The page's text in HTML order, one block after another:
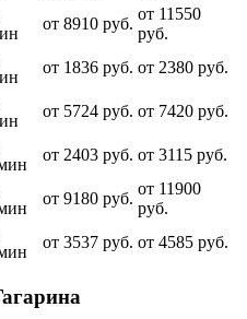
от 8910 руб.
от 11550
руб.
от 1836 руб. от 2380 руб.
от 5724 руб. от 7420 руб.
от 2403 руб. от 3115 руб.
от 9180 руб.
от 11900
руб.
от 3537 руб. от 4585 руб.